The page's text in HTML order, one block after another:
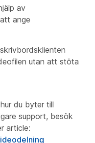
av
ange
utan att stöta
du byter till
support, besök
article: